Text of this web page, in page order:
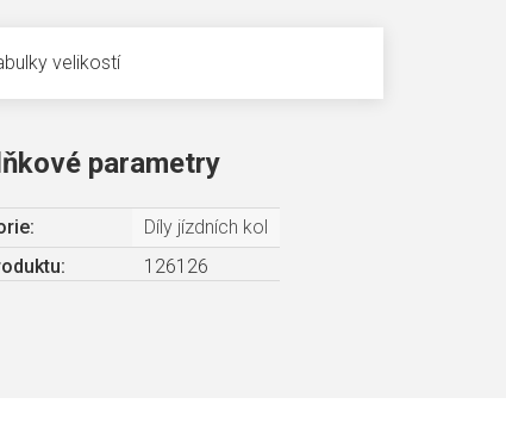
velikostí
parametry
:
Díly jízdních kol
126126